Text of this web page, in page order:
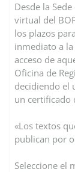
Desde la
virtual del
los plazos
inmediato a
acceso de
Oficina de
decidiendo el
un certificado
«Los textos
publican por
Seleccione el